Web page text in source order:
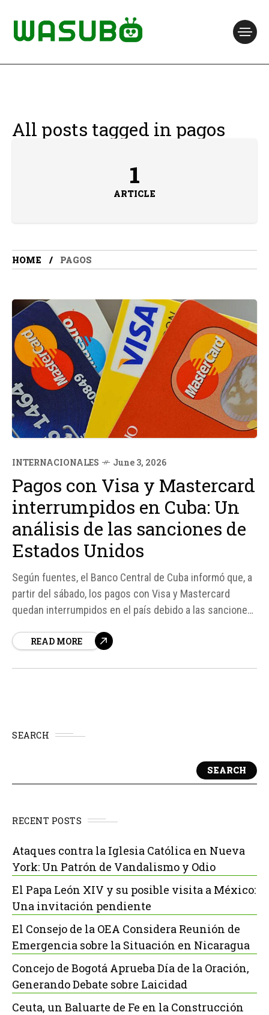
All posts tagged in pagos
1
ARTICLE
HOME PAGOS
INTERNACIONALES June 3, 2026
Pagos con Visa y Mastercard
interrumpidos en Cuba: Un
análisis de las sanciones de
Estados Unidos
Según fuentes, el Banco Central de Cuba informó que, a
partir del sábado, los pagos con Visa y Mastercard
quedan interrumpidos en el país debido a las sanciones
luego de que un banco extranjero cesó su relación con
READ MORE
SEARCH
SEARCH
RECENT POSTS
Ataques contra la Iglesia Católica en Nueva
York: Un Patrón de Vandalismo y Odio
El Papa León XIV y su posible visita a México:
Una invitación pendiente
El Consejo de la OEA Considera Reunión de
Emergencia sobre la Situación en Nicaragua
Concejo de Bogotá Aprueba Día de la Oración,
Generando Debate sobre Laicidad
Ceuta, un Baluarte de Fe en la Construcción